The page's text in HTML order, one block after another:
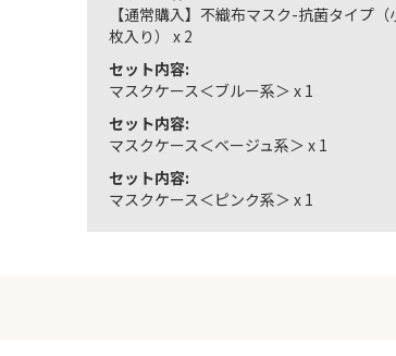
【通常購入】不織布マスク-抗菌タイプ
枚入り） x 2
セット内容:
マスクケース＜ブルー系＞ x 1
セット内容:
マスクケース＜ベージュ系＞ x 1
セット内容:
マスクケース＜ピンク系＞ x 1